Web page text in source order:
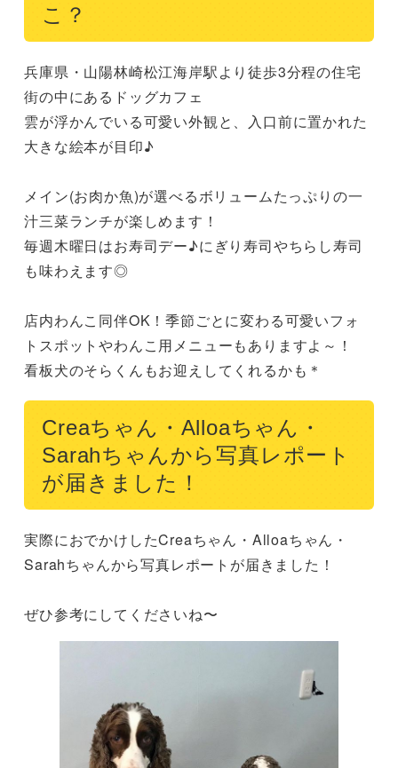
こ？
兵庫県・山陽林崎松江海岸駅より徒歩3分程の住宅
街の中にあるドッグカフェ
雲が浮かんでいる可愛い外観と、入口前に置かれた
大きな絵本が目印♪
メイン(お肉か魚)が選べるボリュームたっぷりの一
汁三菜ランチが楽しめます！
毎週木曜日はお寿司デー♪にぎり寿司やちらし寿司
も味わえます◎
店内わんこ同伴OK！季節ごとに変わる可愛いフォ
トスポットやわんこ用メニューもありますよ～！
看板犬のそらくんもお迎えしてくれるかも＊
Creaちゃん・Alloaちゃん・
Sarahちゃんから写真レポート
が届きました！
実際におでかけしたCreaちゃん・Alloaちゃん・
Sarahちゃんから写真レポートが届きました！
ぜひ参考にしてくださいね〜